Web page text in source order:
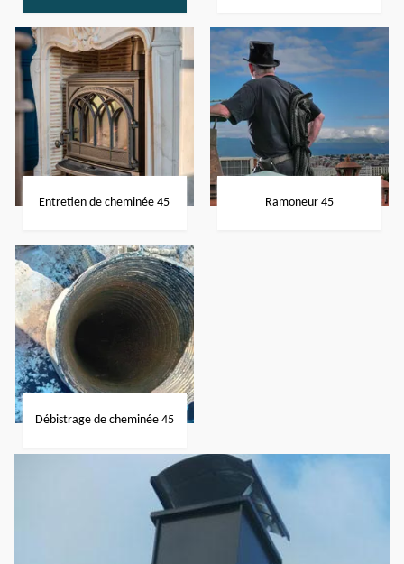
Entretien de cheminée 45 Ramoneur 45
Débistrage de cheminée 45